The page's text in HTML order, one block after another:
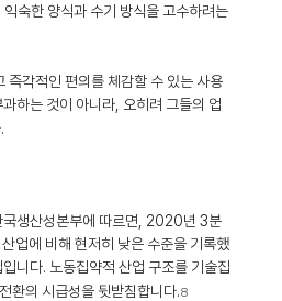
숙한 양식과 수기 방식을 고수하려는
즉각적인 편의를 체감할 수 있는 사용
하는 것이 아니라, 오히려 그들의 업
생산성본부에 따르면, 2020년 3분
업에 비해 현저히 낮은 수준을 기록했
니다. 노동집약적 산업 구조를 기술집
환의 시급성을 뒷받침합니다.8